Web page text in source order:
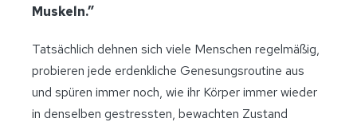
Muskeln.”
Tatsächlich dehnen sich viele Menschen regelmäßig,
probieren jede erdenkliche Genesungsroutine aus
und spüren immer noch, wie ihr Körper immer wieder
in denselben gestressten, bewachten Zustand